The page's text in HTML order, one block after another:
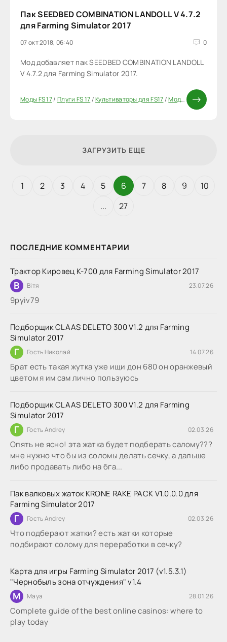
ПОСЛЕДНИЕ КОММЕНТАРИИ
Трактор Кировец К-700 для Farming Simulator 2017
В Вітя 23.07.26
9руіv79
Подборщик CLAAS DELETO 300 V1.2 для Farming
Simulator 2017
Г Гость Николай 14.07.26
Брат есть такая жутка уже ищи дон 680 он оранжевый
цветом я им сам лично пользуюсь
Подборщик CLAAS DELETO 300 V1.2 для Farming
Simulator 2017
Г Гость Andrey 02.03.26
Опять не ясно! эта жатка будет подберать салому???
мне нужно что бы из соломы делать сечку, а дальше
либо продавать либо на бга...
Пак валковых жаток KRONE RAKE PACK V1.0.0.0 для
Farming Simulator 2017
Г Гость Andrey 02.03.26
Что подберают жатки? есть жатки которые
подбирают солому для переработки в сечку?
Карта для игры Farming Simulator 2017 (v1.5.3.1)
"Чернобыль зона отчуждения" v1.4
M Maya 28.01.26
Complete guide of the best online casinos: where to
play today
Пак SEEDBED COMBINATION LANDOLL V 4.7.2
для Farming Simulator 2017
07 окт 2018, 06:40 0
Мод добавляет пак SEEDBED COMBINATION LANDOLL
V 4.7.2 для Farming Simulator 2017.
Моды FS 17/ Плуги FS 17/Культиваторы для FS17/Моды ФС 17 /
ЗАГРУЗИТЬ ЕЩЕ
1 2 3 4 5 6 7 8 9
10
...
27